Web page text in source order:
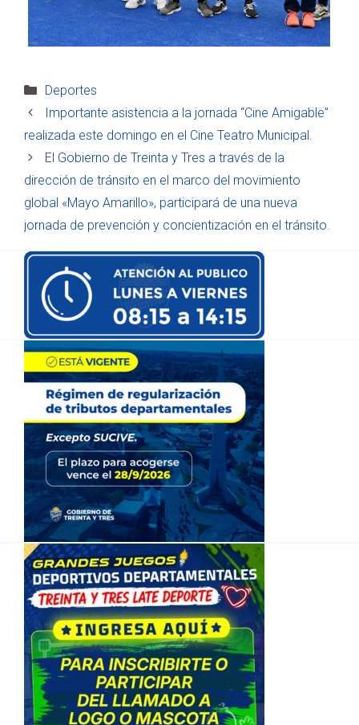
Categorías
Deportes
Importante asistencia a la jornada “Cine Amigable”
realizada este domingo en el Cine Teatro Municipal.
El Gobierno de Treinta y Tres a través de la
dirección de tránsito en el marco del movimiento
global «Mayo Amarillo», participará de una nueva
jornada de prevención y concientización en el tránsito.